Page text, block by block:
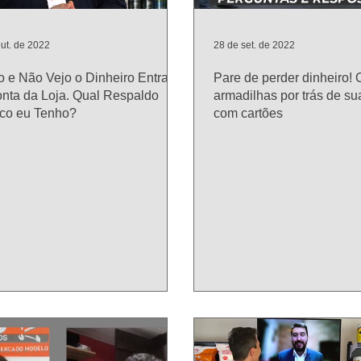
e Não Vejo o Dinheiro Entrar
da Loja. Qual Respaldo
eu Tenho?
de 2022
Pare de perder dinheiro!
armadilhas por trás de
com cartões
28 de set. de 2022